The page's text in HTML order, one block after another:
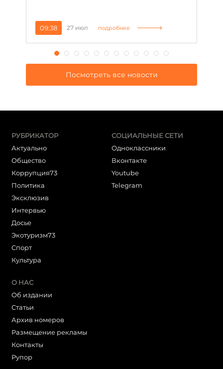
09:38 27 июл подробнее
Посмотреть все новости
РУБРИКАТОР
Актуально
Общество
Коррупция73
Политика
Эксклюзив
Интервью
Досье
Экотуризм73
Cпорт
Культура
СОЦИАЛЬНЫЕ СЕТИ
Одноклассники
Вконтакте
Youtube
Telegram
О НАС
Об издании
Статьи
Архив номеров
Размещение рекламы
Контакты
Рупор